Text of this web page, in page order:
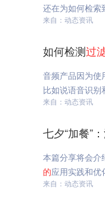
还在为如何检索
来自：动态资讯
如何检测过
音频产品因为使
比如说语音识别
来自：动态资讯
七夕“加餐”
本篇分享将会介
的应用实践和优
来自：动态资讯